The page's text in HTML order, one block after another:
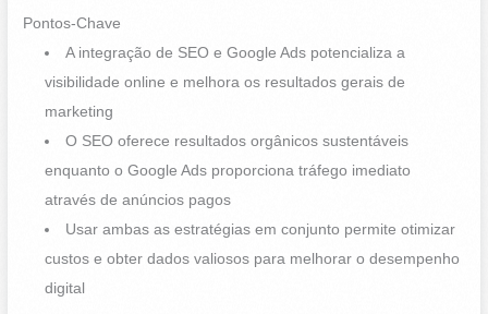
Pontos-Chave
A integração de SEO e Google Ads potencializa a
visibilidade online e melhora os resultados gerais de
marketing
O SEO oferece resultados orgânicos sustentáveis
enquanto o Google Ads proporciona tráfego imediato
através de anúncios pagos
Usar ambas as estratégias em conjunto permite otimizar
custos e obter dados valiosos para melhorar o desempenho
digital